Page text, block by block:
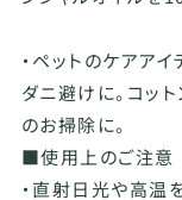
・ペットのケアア
ダニ避けに。コッ
のお掃除に。
■使用上のご注意
・直射日光や高温